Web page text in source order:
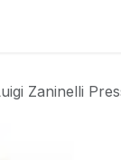
Zaninelli